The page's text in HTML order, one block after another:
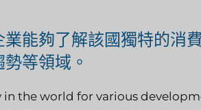
能夠了解該國獨特的消
等領域。
in the world for various